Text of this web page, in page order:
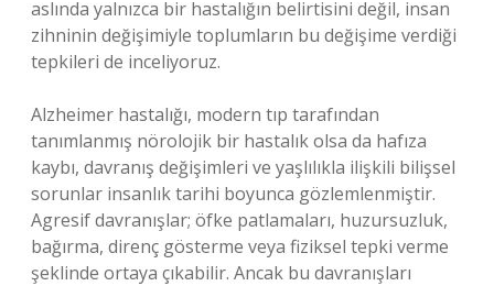
aslında yalnızca bir hastalığın belirtisini değil, insan
zihninin değişimiyle toplumların bu değişime verdiği
tepkileri de inceliyoruz.
Alzheimer hastalığı, modern tıp tarafından
tanımlanmış nörolojik bir hastalık olsa da hafıza
kaybı, davranış değişimleri ve yaşlılıkla ilişkili bilişsel
sorunlar insanlık tarihi boyunca gözlemlenmiştir.
Agresif davranışlar; öfke patlamaları, huzursuzluk,
bağırma, direnç gösterme veya fiziksel tepki verme
şeklinde ortaya çıkabilir. Ancak bu davranışları